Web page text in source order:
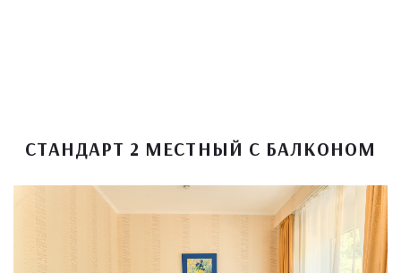
СТАНДАРТ 2 МЕСТНЫЙ С БАЛКОНОМ